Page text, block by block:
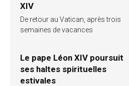
XIV
De retour au Vatican, après trois
semaines de vacances
Le pape Léon XIV poursuit
ses haltes spirituelles
estivales